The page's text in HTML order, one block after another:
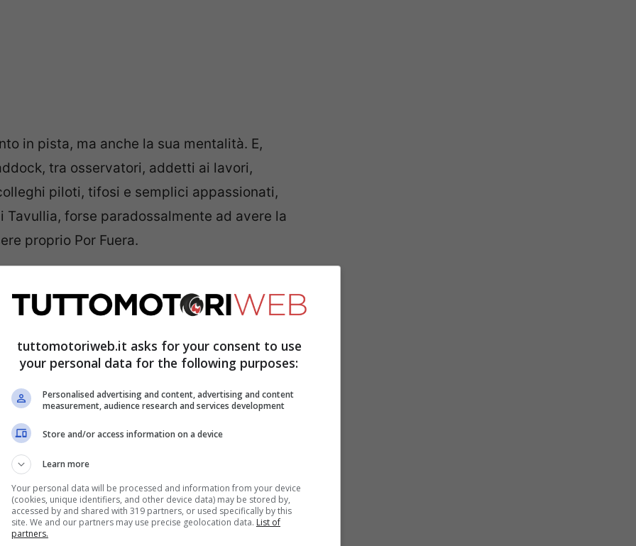
in pista, ma anche la sua mentalità. E,
tra osservatori, addetti ai lavori,
piloti, tifosi e semplici appassionati,
forse paradossalmente ad avere la
proprio Por Fuera.
cosa farà
a correre? Nessuno sembra ancora
il diretto interessato, che si è preso
decidere, prima di fare l’annuncio ufficiale
Rossi si ritirerà
tuttomotoriweb.it asks for your consent to use
your personal data for the following purposes:
Personalised advertising and content, advertising and content
measurement, audience research and services development
Store and/or access information on a device
Learn more
Your personal data will be processed and information from your device
(cookies, unique identifiers, and other device data) may be stored by,
accessed by and shared with 319 partners, or used specifically by this
site. We and our partners may use precise geolocation data. List of
partners.